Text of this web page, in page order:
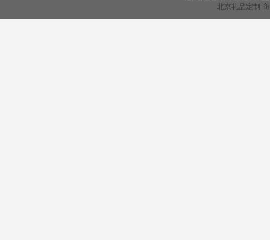
北京礼品定制